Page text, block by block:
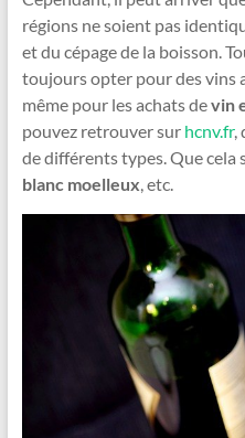
régions ne soient pas
et du cépage de la boisson.
toujours opter pour des vins
même pour les achats devin
pouvez retrouver sur hcnv.fr,
de différents types. Que cela
blanc moelleux, etc.